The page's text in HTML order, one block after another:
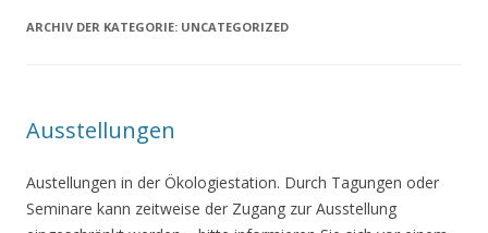
ARCHIV DER KATEGORIE: UNCATEGORIZED
Ausstellungen
Austellungen in der Ökologiestation. Durch Tagungen oder
Seminare kann zeitweise der Zugang zur Ausstellung